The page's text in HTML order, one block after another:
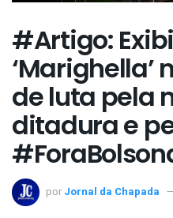
#Artigo:
‘Marighella’
de luta pela
ditadura e
por Jornal da Chapada